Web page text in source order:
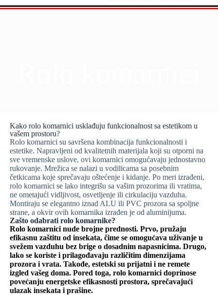
Kako rolo komarnici usklađuju funkcionalnost sa estetikom u
vašem prostoru?
Rolo komarnici su savršena kombinacija funkcionalnosti i
estetike. Napravljeni od kvalitetnih materijala koji su otporni na
sve vremenske uslove, ovi komarnici omogućavaju jednostavno
rukovanje. Mrežica se nalazi u vodilicama sa posebnim
četkicama koje sprečavaju oštećenje i kidanje. Po meri izrađeni,
rolo komarnici se lako integrišu sa vašim prozorima ili vratima,
ne ometajući vidljivost, osvetljenje ili cirkulaciju vazduha.
Montiraju se elegantno iznad ALU ili PVC prozora sa spoljne
strane, a okvir ovih komarnika izrađen je od aluminijuma.
Zašto odabrati rolo komarnike?
Rolo komarnici nude brojne prednosti. Prvo, pružaju
efikasnu zaštitu od insekata, čime se omogućava uživanje u
svežem vazduhu bez brige o dosadnim napasnicima. Drugo,
lako se koriste i prilagođavaju različitim dimenzijama
prozora i vrata. Takođe, estetski su prijatni i ne remete
izgled vašeg doma. Pored toga, rolo komarnici doprinose
povećanju energetske efikasnosti prostora, sprečavajući
ulazak insekata i prašine.